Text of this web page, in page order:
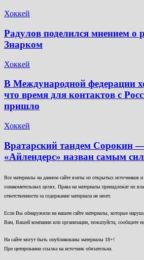
Хоккей
Радулов поделился мнением о
Знарком
Хоккей
В Международной федерации
что время для контактов с
пришло
Хоккей
Вратарский тандем Сорокин
«Айлендерс» назван самым
Все материалы на данном сайте взяты из открытых источников
ознакомительных целях. Права на материалы принадлежат их
ответственности за содержание материала не несет.
Если Вы обнаружили на нашем сайте материалы, которые
Вам, Вашей компании или организации, пожалуйста, сообщите
На сайте могут быть опубликованы материалы 18+!
При цитировании ссылка на источник обязательна.